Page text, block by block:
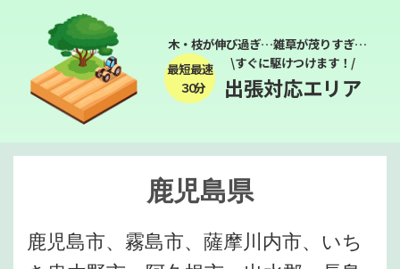
木・枝が伸び過ぎ…雑草が茂りすぎ…
最短最速
３０分
\すぐに駆けつけます！/
出張対応エリア
鹿児島県
鹿児島市、霧島市、薩摩川内市、いち